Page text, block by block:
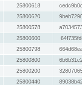
25800618
25800620
25800578
25800600
25800798
25800800
25800200
25800440